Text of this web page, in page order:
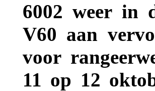
6002 weer in
V60 aan
voor
11 op 12